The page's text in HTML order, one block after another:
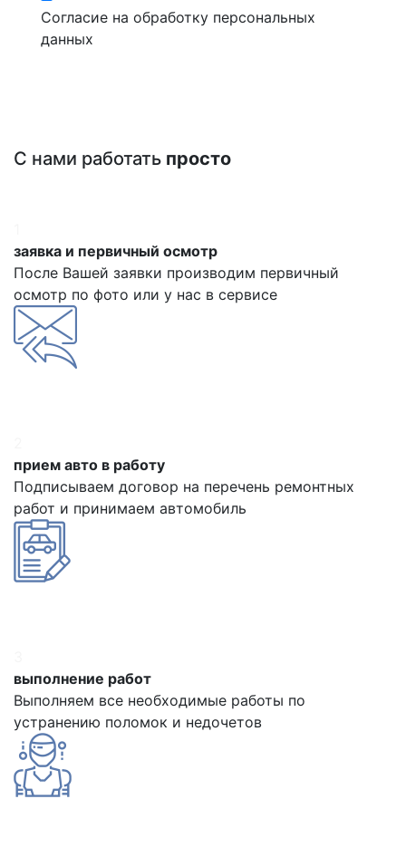
Согласие на обработку персональных
данных
С нами работать просто
заявка и первичный осмотр
После Вашей заявки производим первичный
осмотр по фото или у нас в сервисе
прием авто в работу
Подписываем договор на перечень ремонтных
работ и принимаем автомобиль
выполнение работ
Выполняем все необходимые работы по
устранению поломок и недочетов